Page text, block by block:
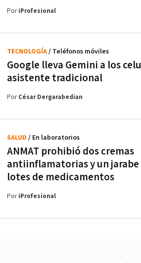
PoriProfesional
Google lleva Gemini a los
asistente tradicional
TECNOLOGÍA/ Teléfonos móviles
PorCésar Dergarabedian
ANMAT prohibió dos cremas
antiinflamatorias y un jarabe
lotes de medicamentos
SALUD / En laboratorios
PoriProfesional